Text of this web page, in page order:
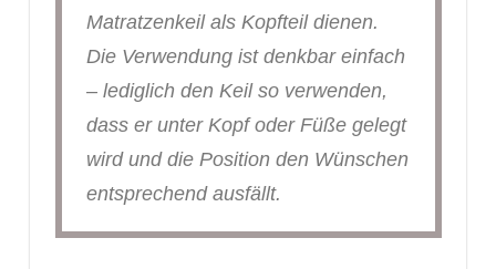
Matratzenkeil als Kopfteil dienen.
Die Verwendung ist denkbar einfach
– lediglich den Keil so verwenden,
dass er unter Kopf oder Füße gelegt
wird und die Position den Wünschen
entsprechend ausfällt.